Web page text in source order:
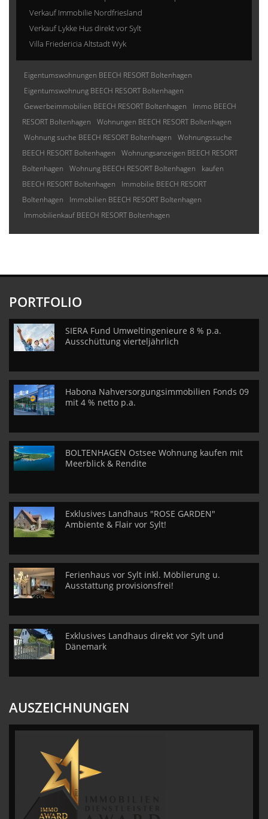
Verkauf Immobilie Nordfriesland
Verkauf Lykke Hus direkt vor Sylt
Villa Friedericia Altstadt Wyk
Eigentumswohnungen BEECH RESORT Boltenhagen
Eigentumswohnung BEECH RESORT Boltenhagen
Gewerbeimmobilien BEECH RESORT Boltenhagen
Immo BEECH
RESORT Boltenhagen
Wohnungen BEECH RESORT Boltenhagen
Wohnung suche BEECH RESORT Boltenhagen
Wohnungssuche
BEECH RESORT Boltenhagen
Wohnungsanzeigen BEECH RESORT
Boltenhagen
Wohnung BEECH RESORT Boltenhagen
kaufen
BEECH RESORT Boltenhagen
Immobilie BEECH RESORT
Boltenhagen
Immobilien BEECH RESORT Boltenhagen
Immobilienkauf BEECH RESORT Boltenhagen
PORTFOLIO
SIERA Fund Umweltingenieure 8 % p.a.
Ausschüttung vierteljährlich
Habona Nahversorgungsimmobilien Fonds 09
mit 4 % netto p.a.
BOLTENHAGEN Ostsee Wohnung kaufen mit
Meerblick & Rendite
Exklusives Landhaus "ROSE GARDEN"
Ambiente & Flair vor Sylt!
Ferienhaus vor Sylt inkl. Möblierung u.
Ausstattung provisionsfrei!
Exklusives Landhaus direkt vor Sylt und
Dänemark
AUSZEICHNUNGEN